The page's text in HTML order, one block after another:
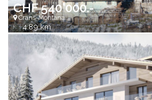
CHF 540'000.-
Crans-Montana
4.89 km